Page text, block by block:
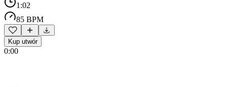
1:02
85 BPM
Kup utwór
0:00